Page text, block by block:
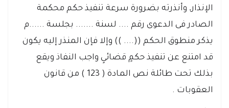
الإنذار, وأنذرته بضرورة سرعة تنفيذ حكم محكمة
الصادر فى الدعوى رقم .... لسنة ....... بجلسة ......م
يذكر منطوق الحكم ((.... )) وإلا فإن المنذر إليه يكون
قد امتنع عن تنفيذ حكمٍ قضائىٍ واجب النفاذ ويقع
بذلك تحت طائلة نص المادة ( 123 ) من قانون
العقوبات .